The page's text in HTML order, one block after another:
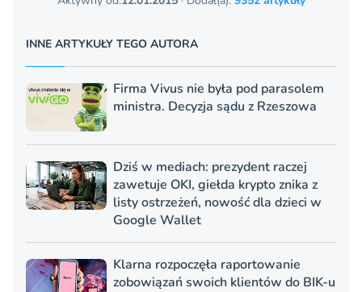
INNE ARTYKUŁY TEGO AUTORA
Firma Vivus nie była pod parasolem
ministra. Decyzja sądu z Rzeszowa
Dziś w mediach: prezydent raczej
zawetuje OKI, giełda krypto znika z
listy ostrzeżeń, nowość dla dzieci w
Google Wallet
Klarna rozpoczęła raportowanie
zobowiązań swoich klientów do BIK-u